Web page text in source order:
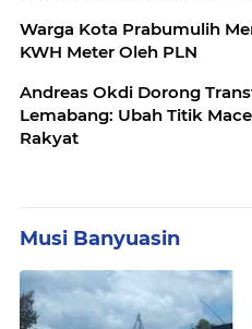
Warga Kota Prabumulih
KWH Meter Oleh PLN
Andreas Okdi Dorong
Lemabang: Ubah Titik
Rakyat
Musi Banyuasin